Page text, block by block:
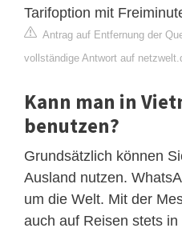
Tarifoption mit
Antrag auf Entfernung der
vollständige Antwort auf
Kann man in
benutzen?
Grundsätzlich können
Ausland nutzen.
um die Welt. Mit der
auch auf Reisen stets